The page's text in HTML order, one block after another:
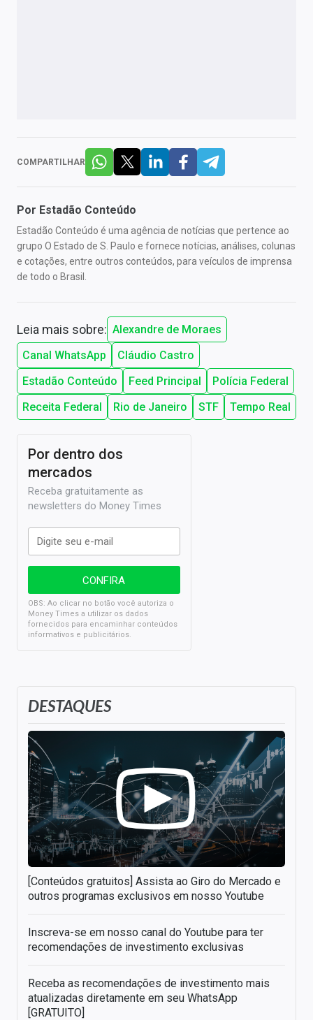
COMPARTILHAR
Por Estadão Conteúdo
Estadão Conteúdo é uma agência de notícias que pertence ao
grupo O Estado de S. Paulo e fornece notícias, análises, colunas
e cotações, entre outros conteúdos, para veículos de imprensa
de todo o Brasil.
Leia mais sobre: Alexandre de Moraes
Canal WhatsApp
Cláudio Castro
Estadão Conteúdo
Feed Principal
Polícia Federal
Receita Federal
Rio de Janeiro STF Tempo Real
DESTAQUES
[Conteúdos gratuitos] Assista ao Giro do Mercado e
outros programas exclusivos em nosso Youtube
Inscreva-se em nosso canal do Youtube para ter
recomendações de investimento exclusivas
Receba as recomendações de investimento mais
atualizadas diretamente em seu WhatsApp
[GRATUITO]
Por dentro dos
mercados
Receba gratuitamente as
newsletters do Money Times
OBS: Ao clicar no botão você autoriza o
Money Times a utilizar os dados
fornecidos para encaminhar conteúdos
informativos e publicitários.